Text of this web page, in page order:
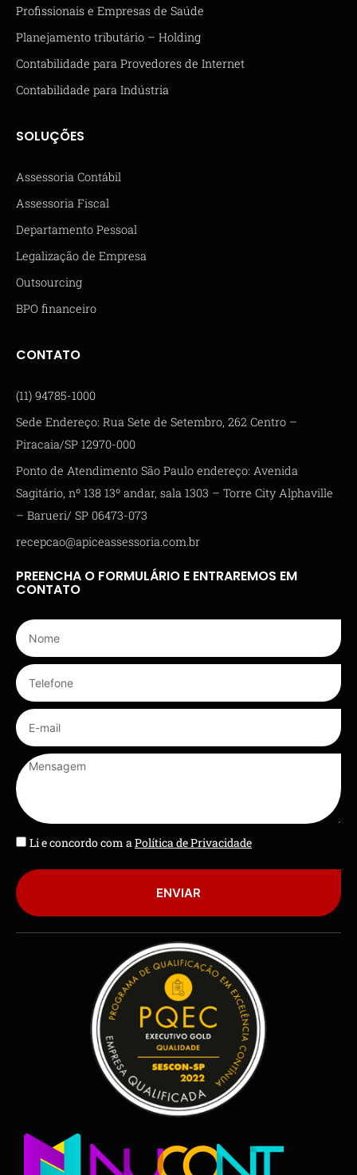
Profissionais e Empresas de Saúde
Planejamento tributário – Holding
Contabilidade para Provedores de Internet
Contabilidade para Indústria
SOLUÇÕES
Assessoria Contábil
Assessoria Fiscal
Departamento Pessoal
Legalização de Empresa
Outsourcing
BPO financeiro
CONTATO
(11) 94785-1000
Sede Endereço: Rua Sete de Setembro, 262 Centro –
Piracaia/SP 12970-000
Ponto de Atendimento São Paulo endereço: Avenida
Sagitário, nº 138 13º andar, sala 1303 – Torre City Alphaville
– Barueri/ SP 06473-073
recepcao@apiceassessoria.com.br
PREENCHA O FORMULÁRIO E ENTRAREMOS EM
CONTATO
Li e concordo com aPolítica de Privacidade
ENVIAR